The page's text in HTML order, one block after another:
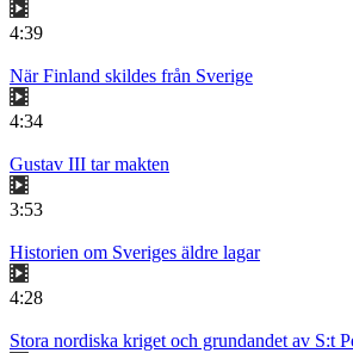
4:39
När Finland skildes från Sverige
4:34
Gustav III tar makten
3:53
Historien om Sveriges äldre lagar
4:28
Stora nordiska kriget och grundandet av S:t